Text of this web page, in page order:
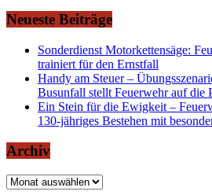
Neueste Beiträge
Sonderdienst Motorkettensäge:
trainiert für den Ernstfall
Handy am Steuer –
Busunfall stellt Feuerwehr auf die
Ein Stein für die Ewigkeit –
130-jähriges Bestehen mit
Archiv
Archiv